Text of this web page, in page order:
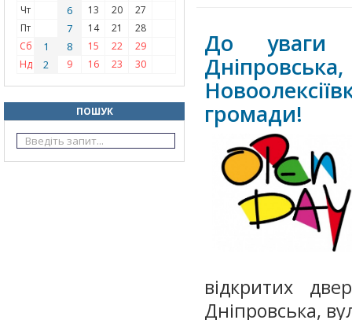
Чт
6 13 20
27
Пт
7 14 21
28
Сб
1 8 15 22
29
Нд
2 9 16 23 30
ПОШУК
До уваги
громади!
відкритих
Дніпровська,